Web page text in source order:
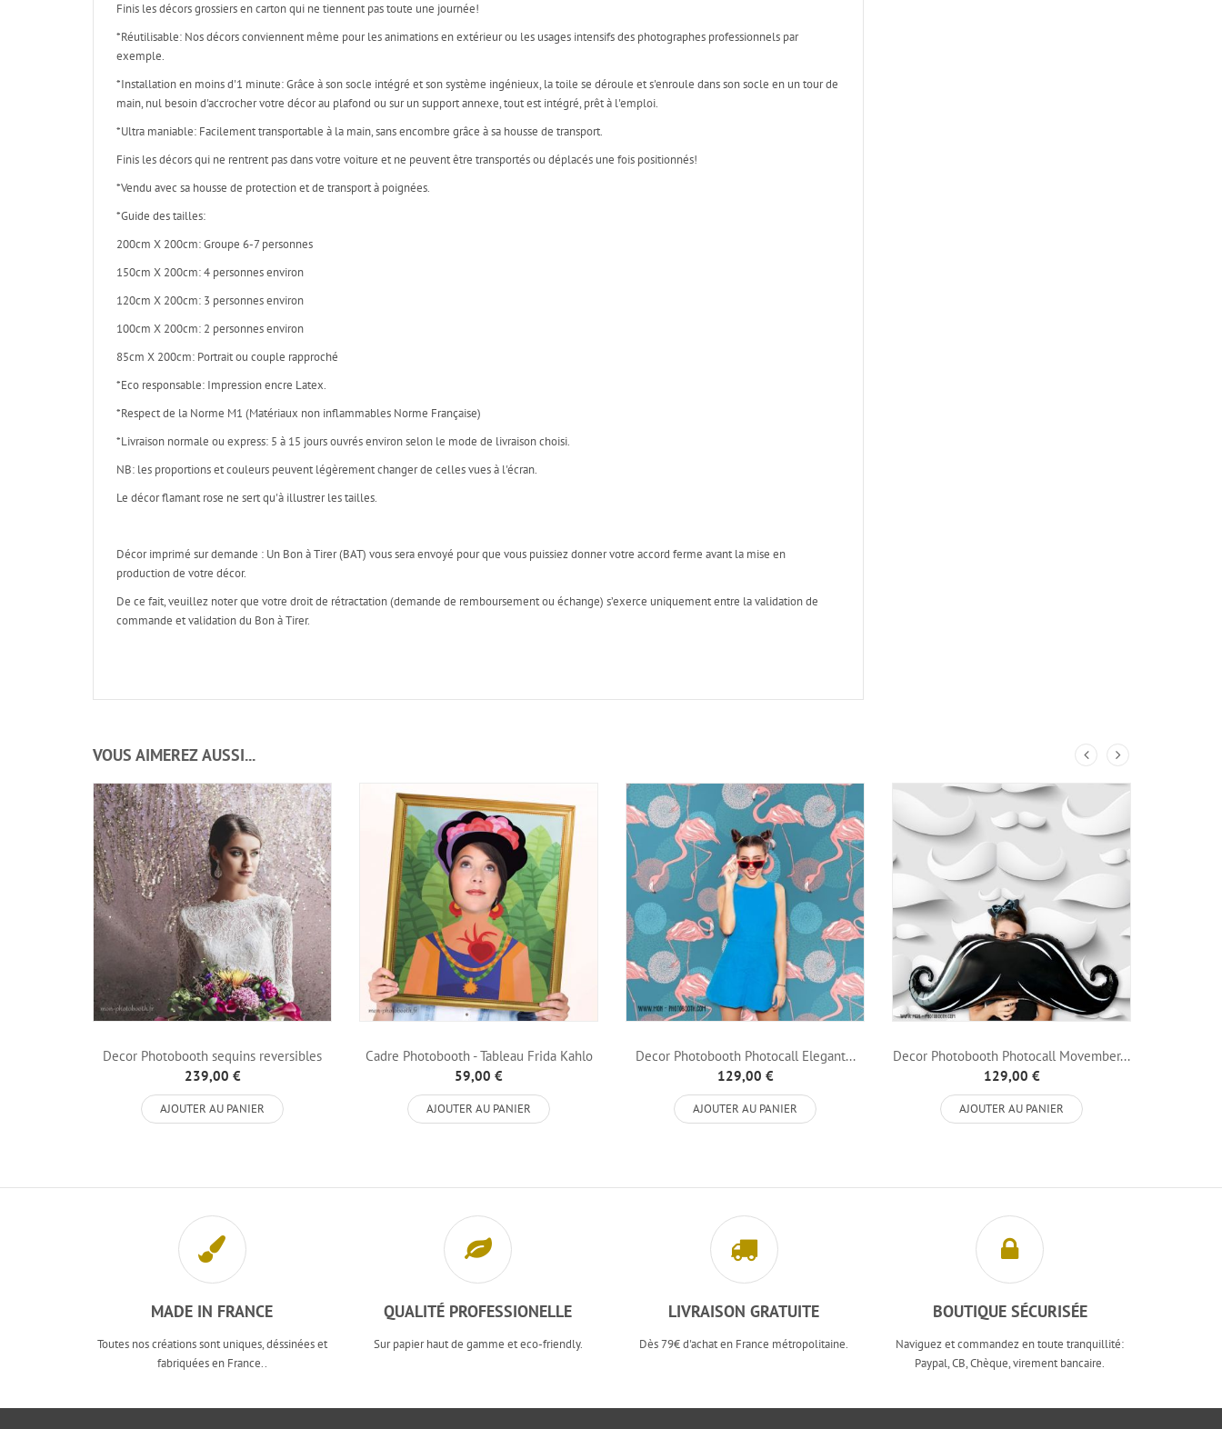
Finis les décors grossiers en carton qui ne tiennent pas toute une journée!
*Réutilisable: Nos décors conviennent même pour les animations en extérieur ou les usages intensifs des photographes professionnels par
exemple.
*Installation en moins d'1 minute: Grâce à son socle intégré et son système ingénieux, la toile se déroule et s'enroule dans son socle en un tour de
main, nul besoin d'accrocher votre décor au plafond ou sur un support annexe, tout est intégré, prêt à l'emploi.
*Ultra maniable: Facilement transportable à la main, sans encombre grâce à sa housse de transport.
Finis les décors qui ne rentrent pas dans votre voiture et ne peuvent être transportés ou déplacés une fois positionnés!
*Vendu avec sa housse de protection et de transport à poignées.
*Guide des tailles:
200cm X 200cm: Groupe 6-7 personnes
150cm X 200cm: 4 personnes environ
120cm X 200cm: 3 personnes environ
100cm X 200cm: 2 personnes environ
85cm X 200cm: Portrait ou couple rapproché
*Eco responsable: Impression encre Latex.
*Respect de la Norme M1 (Matériaux non inflammables Norme Française)
*Livraison normale ou express: 5 à 15 jours ouvrés environ selon le mode de livraison choisi.
NB: les proportions et couleurs peuvent légèrement changer de celles vues à l'écran.
Le décor flamant rose ne sert qu'à illustrer les tailles.
Décor imprimé sur demande : Un Bon à Tirer (BAT) vous sera envoyé pour que vous puissiez donner votre accord ferme avant la mise en
production de votre décor.
De ce fait, veuillez noter que votre droit de rétractation (demande de remboursement ou échange) s’exerce uniquement entre la validation de
commande et validation du Bon à Tirer.
VOUS AIMEREZ AUSSI...
Decor Photobooth sequins reversibles
Taupe...
239,00 €
AJOUTER AU PANIER
Cadre Photobooth - Tableau Frida Kahlo
59,00 €
AJOUTER AU PANIER
Decor Photobooth Photocall Elegant...
129,00 €
AJOUTER AU PANIER
Decor Photobooth Photocall Movember...
129,00 €
AJOUTER AU PANIER
MADE IN FRANCE
Toutes nos créations sont uniques, déssinées et
fabriquées en France..
QUALITÉ PROFESSIONELLE
Sur papier haut de gamme et eco-friendly.
LIVRAISON GRATUITE
Dès 79€ d'achat en France métropolitaine.
BOUTIQUE SÉCURISÉE
Naviguez et commandez en toute tranquillité:
Paypal, CB, Chèque, virement bancaire.